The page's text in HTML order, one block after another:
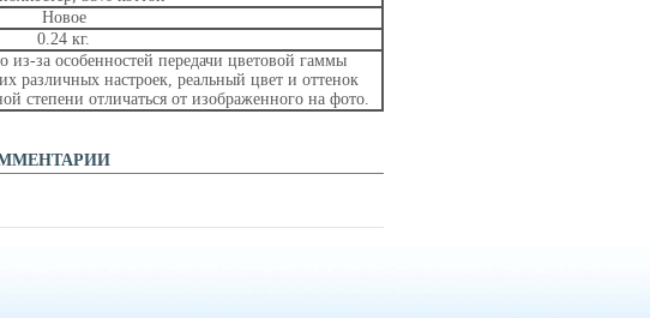
Новое
0.24 кг.
за особенностей передачи цветовой гаммы
различных настроек, реальный цвет и оттенок
степени отличаться от изображенного на фото.